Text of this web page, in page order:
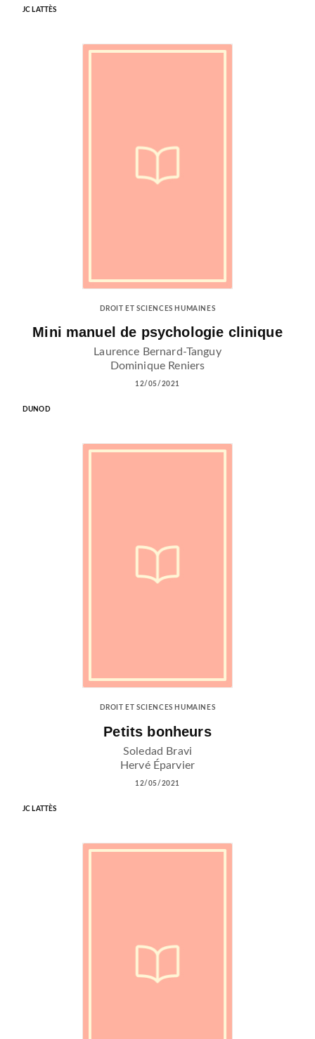
JC LATTÈS
DROIT ET SCIENCES HUMAINES
Mini manuel de psychologie clinique
Laurence Bernard-Tanguy
Dominique Reniers
12/05/2021
DUNOD
DROIT ET SCIENCES HUMAINES
Petits bonheurs
Soledad Bravi
Hervé Éparvier
12/05/2021
JC LATTÈS